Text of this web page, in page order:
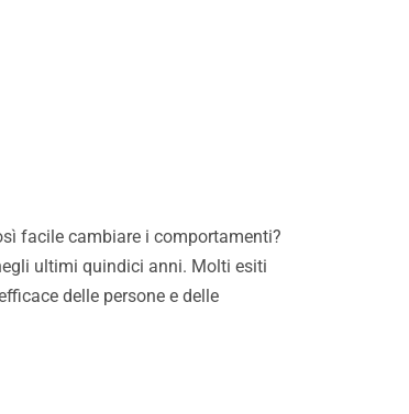
facile cambiare i comportamenti?
ultimi quindici anni. Molti esiti
delle persone e delle